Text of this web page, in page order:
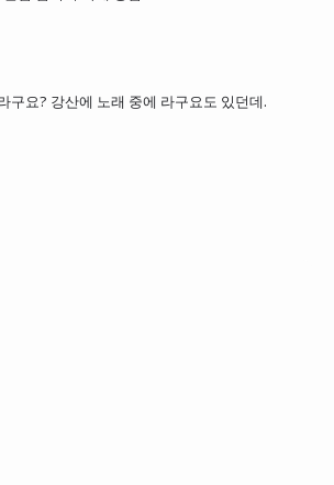
구요? 강산에 노래 중에 라구요도 있던데.